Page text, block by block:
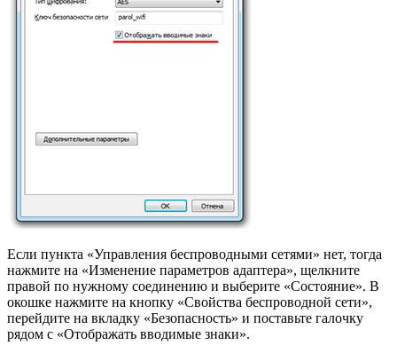
Если пункта «Управления беспроводными сетями» нет, тогда
нажмите на «Изменение параметров адаптера», щелкните
правой по нужному соединению и выберите «Состояние». В
окошке нажмите на кнопку «Свойства беспроводной сети»,
перейдите на вкладку «Безопасность» и поставьте галочку
рядом с «Отображать вводимые знаки».